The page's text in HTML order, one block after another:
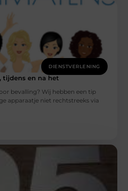
DIENSTVERLENING
tijdens en na het
bevalling? Wij hebben een tip
apparaatje niet rechtstreeks via